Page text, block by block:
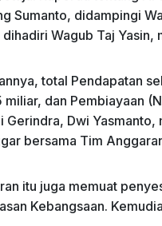
p
Sumanto, didampingi
dihadiri Wagub Taj
total Pendapatan
miliar, dan Pembiayaan
Gerindra, Dwi
bersama Tim
itu juga memuat
Kebangsaan.